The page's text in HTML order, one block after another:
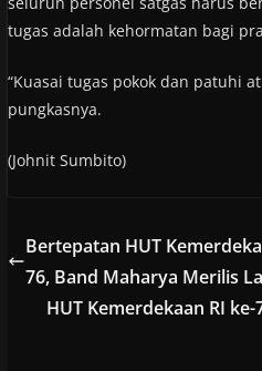
tugas adalah kehormatan bagi
“Kuasai tugas pokok dan patuhi
pungkasnya.
(Johnit Sumbito)
Bertepatan HUT
76, Band Maharya Merilis
HUT Kemerdekaan RI